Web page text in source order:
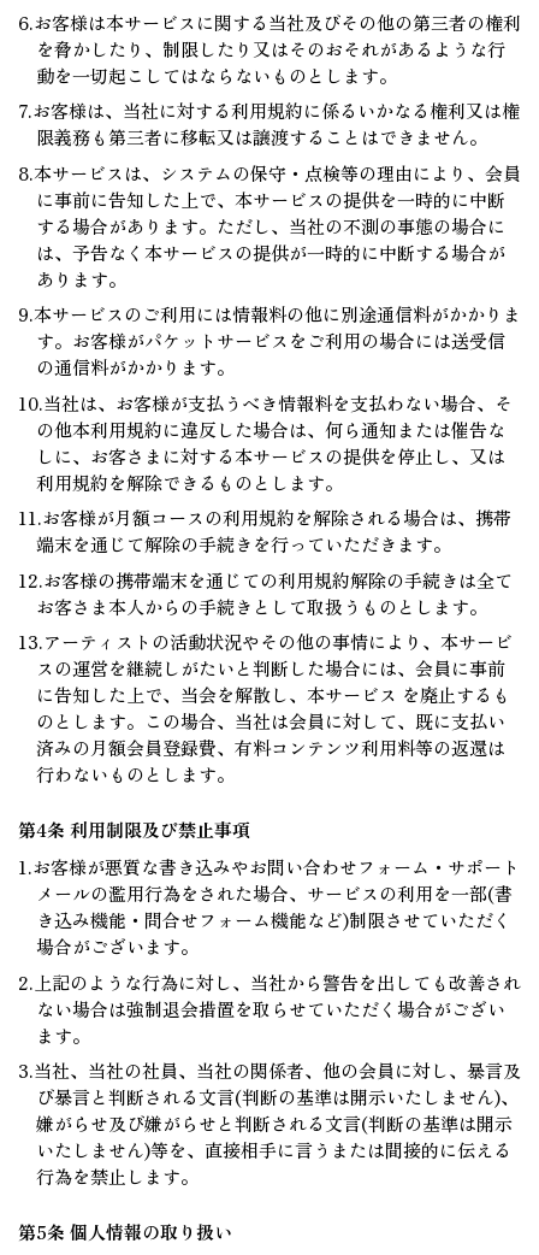
6.お客様は本サービスに関する当社及びその他の第三者の権利
を脅かしたり、制限したり又はそのおそれがあるような行
動を一切起こしてはならないものとします。
7.お客様は、当社に対する利用規約に係るいかなる権利又は権
限義務も第三者に移転又は譲渡することはできません。
8.本サービスは、システムの保守・点検等の理由により、会員
に事前に告知した上で、本サービスの提供を一時的に中断
する場合があります。ただし、当社の不測の事態の場合に
は、予告なく本サービスの提供が一時的に中断する場合が
あります。
9.本サービスのご利用には情報料の他に別途通信料がかかりま
す。お客様がパケットサービスをご利用の場合には送受信
の通信料がかかります。
10.当社は、お客様が支払うべき情報料を支払わない場合、そ
の他本利用規約に違反した場合は、何ら通知または催告な
しに、お客さまに対する本サービスの提供を停止し、又は
利用規約を解除できるものとします。
11.お客様が月額コースの利用規約を解除される場合は、携帯
端末を通じて解除の手続きを行っていただきます。
12.お客様の携帯端末を通じての利用規約解除の手続きは全て
お客さま本人からの手続きとして取扱うものとします。
13.アーティストの活動状況やその他の事情により、本サービ
スの運営を継続しがたいと判断した場合には、会員に事前
に告知した上で、当会を解散し、本サービス を廃止するも
のとします。この場合、当社は会員に対して、既に支払い
済みの月額会員登録費、有料コンテンツ利用料等の返還は
行わないものとします。
第4条 利用制限及び禁止事項
1.お客様が悪質な書き込みやお問い合わせフォーム・サポート
メールの濫用行為をされた場合、サービスの利用を一部(書
き込み機能・問合せフォーム機能など)制限させていただく
場合がございます。
2.上記のような行為に対し、当社から警告を出しても改善され
ない場合は強制退会措置を取らせていただく場合がござい
ます。
3.当社、当社の社員、当社の関係者、他の会員に対し、暴言及
び暴言と判断される文言(判断の基準は開示いたしません)、
嫌がらせ及び嫌がらせと判断される文言(判断の基準は開示
いたしません)等を、直接相手に言うまたは間接的に伝える
行為を禁止します。
第5条 個人情報の取り扱い